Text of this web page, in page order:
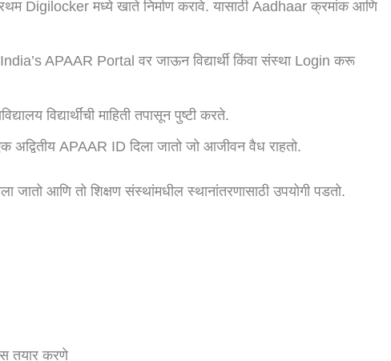
Digilocker मध्ये खाते निर्माण करावे. यासाठी Aadhaar क्रमांक आणि
APAAR Portal वर जाऊन विद्यार्थी किंवा संस्था Login करू
विद्यार्थींची माहिती तपासून पुष्टी करते.
एक अद्वितीय APAAR ID दिला जातो जो आजीवन वैध राहतो.
जातो आणि तो शिक्षण संस्थांमधील स्थानांतरणासाठी उपयोगी पडतो.
तयार करणे